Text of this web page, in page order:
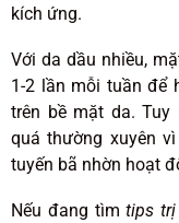
kích ứng.
Với da dầu nhiều,
1-2 lần mỗi tuần để
trên bề mặt da. Tuy
quá thường xuyên
tuyến bã nhờn hoạt
Nếu đang tìmtips trị